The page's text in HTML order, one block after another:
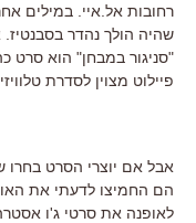
רחובות אל.איי. במילים
"סניגור במבחן" הוא סרט
פיילוט מצוין לסדרת
אבל אם יוצרי הסרט בחרו
הם החמיצו לדעתי את
לאופנה את סרטי ג'ו